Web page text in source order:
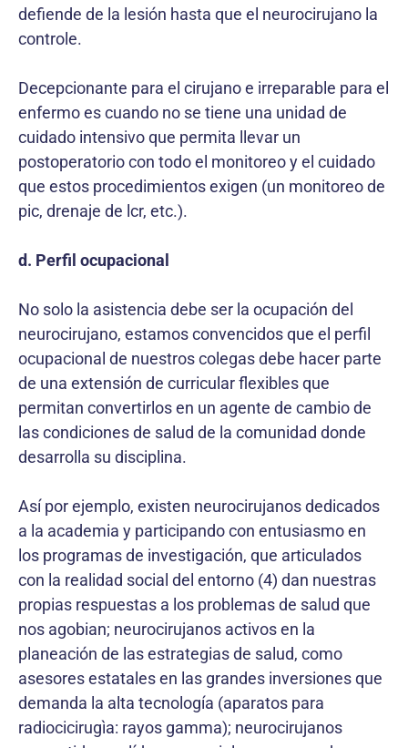
defiende de la lesión hasta que el neurocirujano la
controle.
Decepcionante para el cirujano e irreparable para el
enfermo es cuando no se tiene una unidad de
cuidado intensivo que permita llevar un
postoperatorio con todo el monitoreo y el cuidado
que estos procedimientos exigen (un monitoreo de
pic, drenaje de lcr, etc.).
d. Perfil ocupacional
No solo la asistencia debe ser la ocupación del
neurocirujano, estamos convencidos que el perfil
ocupacional de nuestros colegas debe hacer parte
de una extensión de curricular flexibles que
permitan convertirlos en un agente de cambio de
las condiciones de salud de la comunidad donde
desarrolla su disciplina.
Así por ejemplo, existen neurocirujanos dedicados
a la academia y participando con entusiasmo en
los programas de investigación, que articulados
con la realidad social del entorno (4) dan nuestras
propias respuestas a los problemas de salud que
nos agobian; neurocirujanos activos en la
planeación de las estrategias de salud, como
asesores estatales en las grandes inversiones que
demanda la alta tecnología (aparatos para
radiocicirugìa: rayos gamma); neurocirujanos